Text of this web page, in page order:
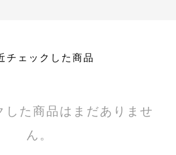
チェックした商品
した商品はまだありませ
ん。